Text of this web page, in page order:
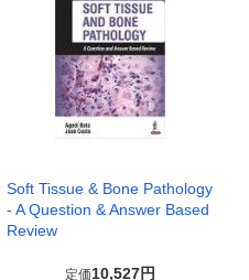
Soft Tissue & Bone Pathology
- A Question & Answer Based
Review
定価10,527円